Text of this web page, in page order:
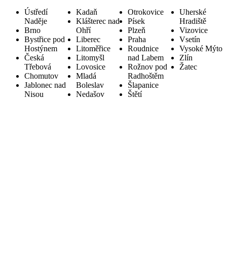
Ústředí
Naděje
Brno
Bystřice pod
Hostýnem
Česká
Třebová
Chomutov
Jablonec nad
Nisou
Kadaň
Klášterec nad
Ohří
Liberec
Litoměřice
Litomyšl
Lovosice
Mladá
Boleslav
Nedašov
Otrokovice
Písek
Plzeň
Praha
Roudnice
nad Labem
Rožnov pod
Radhoštěm
Šlapanice
Štětí
Uherské
Hradiště
Vizovice
Vsetín
Vysoké Mýto
Zlín
Žatec